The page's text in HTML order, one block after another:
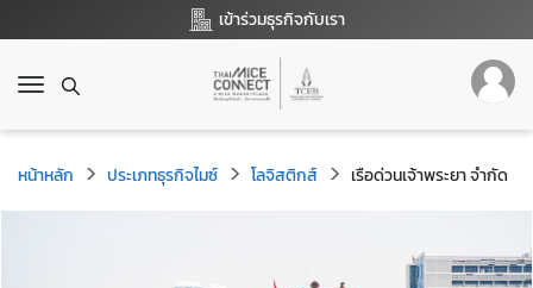
เข้าร่วมธุรกิจกับเรา
T
g
g
l
e
หน้าหลัก ประเภทธุรกิจไมซ์ โลจิสติกส์ เรือด่วนเจ้าพระยา จำกัด